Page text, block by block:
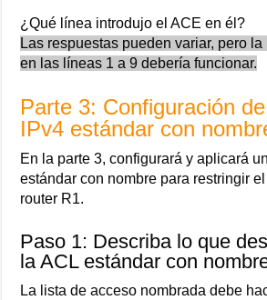
¿Qué línea introdujo el ACE en él?
Las respuestas pueden variar, pero
en las líneas 1 a 9 debería funcionar.
Parte 3: Configuración
IPv4 estándar con
En la parte 3, configurará y aplicará
estándar con nombre para restringir el
router R1.
Paso 1: Describa lo que
la ACL estándar con
La lista de acceso nombrada debe